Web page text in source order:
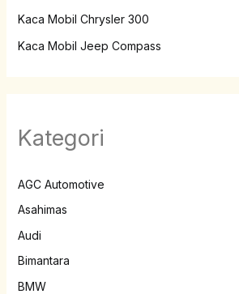
Kaca Mobil Chrysler 300
Kaca Mobil Jeep Compass
Kategori
AGC Automotive
Asahimas
Audi
Bimantara
BMW